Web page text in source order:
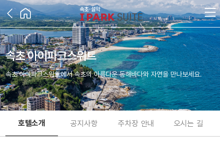
속초 아이파크스위트
속초 아이파크스위트에서 속초의 아름다운 동해바다와 자연을 만나보세요.
호텔소개 공지사항 주차장 안내 오시는 길